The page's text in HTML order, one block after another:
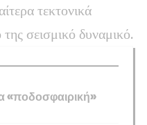
τεκτονικά
σεισμικό δυναμικό.
«ποδοσφαιρική»